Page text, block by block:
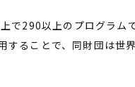
で290以上のプログラム
することで、同財団は世